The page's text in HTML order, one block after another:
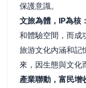
保護意識。
文旅為體，IP為核：
和體驗空間，而成
旅游文化內涵和記
來，因生態與文化
產業聯動，富民增